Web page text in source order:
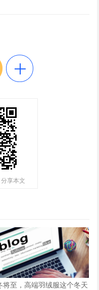
享本文
将至，高端羽绒服这个冬天